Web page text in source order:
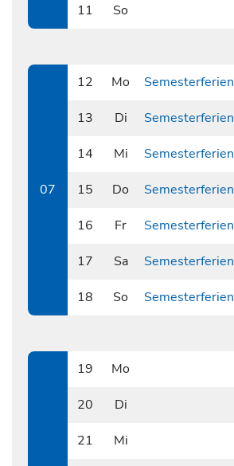
11
So
07
12
Mo Semesterferien
13
Di Semesterferien
14
Mi Semesterferien
15
Do Semesterferien
16
Fr Semesterferien
17
Sa Semesterferien
18
So Semesterferien
19
Mo
20
Di
21
Mi